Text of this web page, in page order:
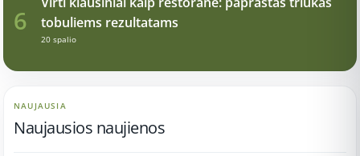
6
tobuliems rezultatams
20 spalio
NAUJAUSIA
Naujausios naujienos